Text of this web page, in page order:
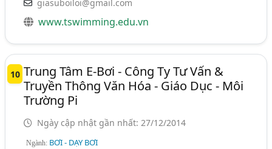
giasuboiloi@gmail.com
www.tswimming.edu.vn
10 Trung Tâm E-Bơi - Công Ty Tư Vấn &
Truyền Thông Văn Hóa - Giáo Dục - Môi
Trường Pi
Ngày cập nhật gần nhất: 27/12/2014
Ngành: BƠI - DẠY BƠI